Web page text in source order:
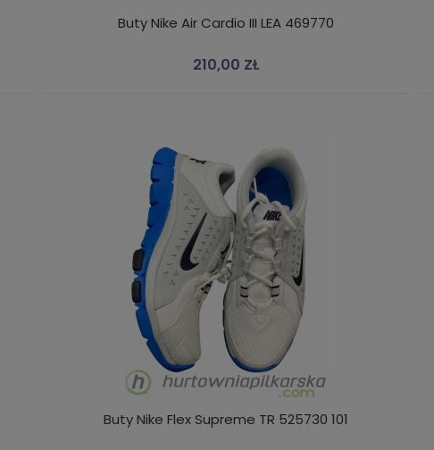
Buty Nike Air Cardio III LEA 469770
210,00 ZŁ
Buty Nike Flex Supreme TR 525730 101